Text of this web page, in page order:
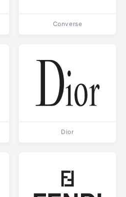
Converse
Dior